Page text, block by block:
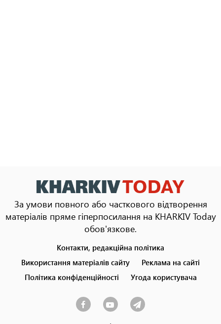
За умови повного або часткового відтворення
матеріалів пряме гіперпосилання на KHARKIV Today
обов'язкове.
menu
Контакти, редакційна політика
Використання матеріалів сайту
Реклама на сайті
Політика конфіденційності
Угода користувача